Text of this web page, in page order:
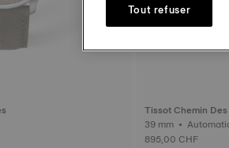
Tissot Chemin
39 mm •
895,00 CHF
Tout refuser